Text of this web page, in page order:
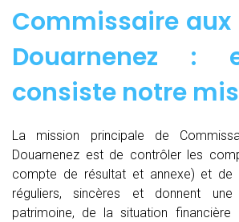
Commissaire
Douarnenez :
consiste notre
La mission principale de
Douarnenez est de contrôler les
compte de résultat et annexe) et de
réguliers, sincères et donnent
patrimoine, de la situation